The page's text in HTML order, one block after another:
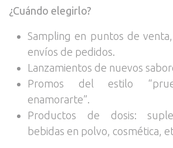
¿Cuándo elegirlo?
Sampling en puntos de
envíos de pedidos.
Lanzamientos de nuevos
Promos del estilo
enamorarte”.
Productos de dosis:
bebidas en polvo, cosmética,